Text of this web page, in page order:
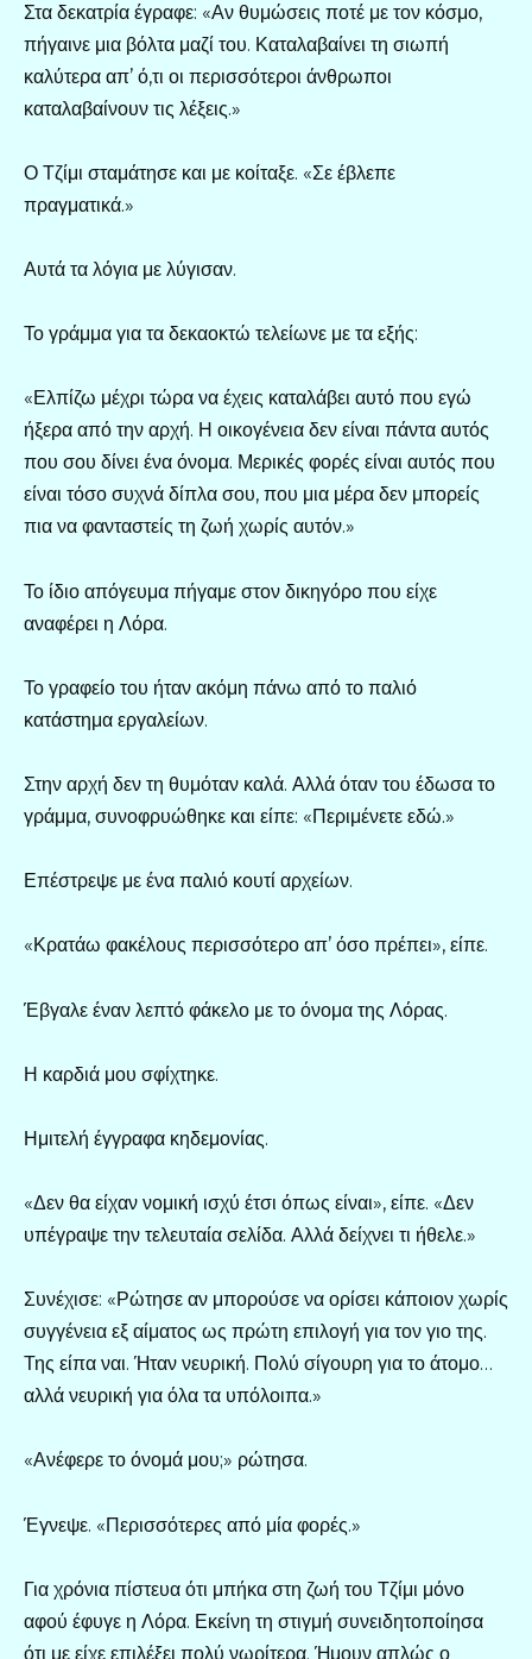
Στα δεκατρία έγραφε: «Αν θυμώσεις ποτέ με τον κόσμο,
πήγαινε μια βόλτα μαζί του. Καταλαβαίνει τη σιωπή
καλύτερα απ’ ό,τι οι περισσότεροι άνθρωποι
καταλαβαίνουν τις λέξεις.»
Ο Τζίμι σταμάτησε και με κοίταξε. «Σε έβλεπε
πραγματικά.»
Αυτά τα λόγια με λύγισαν.
Το γράμμα για τα δεκαοκτώ τελείωνε με τα εξής:
«Ελπίζω μέχρι τώρα να έχεις καταλάβει αυτό που εγώ
ήξερα από την αρχή. Η οικογένεια δεν είναι πάντα αυτός
που σου δίνει ένα όνομα. Μερικές φορές είναι αυτός που
είναι τόσο συχνά δίπλα σου, που μια μέρα δεν μπορείς
πια να φανταστείς τη ζωή χωρίς αυτόν.»
Το ίδιο απόγευμα πήγαμε στον δικηγόρο που είχε
αναφέρει η Λόρα.
Το γραφείο του ήταν ακόμη πάνω από το παλιό
κατάστημα εργαλείων.
Στην αρχή δεν τη θυμόταν καλά. Αλλά όταν του έδωσα το
γράμμα, συνοφρυώθηκε και είπε: «Περιμένετε εδώ.»
Επέστρεψε με ένα παλιό κουτί αρχείων.
«Κρατάω φακέλους περισσότερο απ’ όσο πρέπει», είπε.
Έβγαλε έναν λεπτό φάκελο με το όνομα της Λόρας.
Η καρδιά μου σφίχτηκε.
Ημιτελή έγγραφα κηδεμονίας.
«Δεν θα είχαν νομική ισχύ έτσι όπως είναι», είπε. «Δεν
υπέγραψε την τελευταία σελίδα. Αλλά δείχνει τι ήθελε.»
Συνέχισε: «Ρώτησε αν μπορούσε να ορίσει κάποιον χωρίς
συγγένεια εξ αίματος ως πρώτη επιλογή για τον γιο της.
Της είπα ναι. Ήταν νευρική. Πολύ σίγουρη για το άτομο…
αλλά νευρική για όλα τα υπόλοιπα.»
«Ανέφερε το όνομά μου;» ρώτησα.
Έγνεψε. «Περισσότερες από μία φορές.»
Για χρόνια πίστευα ότι μπήκα στη ζωή του Τζίμι μόνο
αφού έφυγε η Λόρα. Εκείνη τη στιγμή συνειδητοποίησα
ότι με είχε επιλέξει πολύ νωρίτερα. Ήμουν απλώς ο